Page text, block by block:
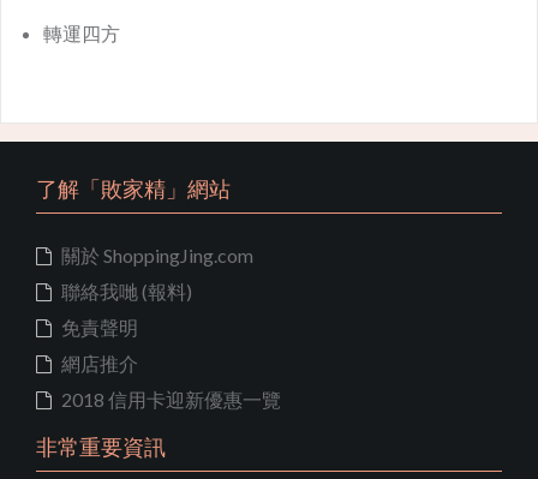
轉運四方
了解「敗家精」網站
關於 ShoppingJing.com
聯絡我哋 (報料)
免責聲明
網店推介
2018 信用卡迎新優惠一覽
非常重要資訊